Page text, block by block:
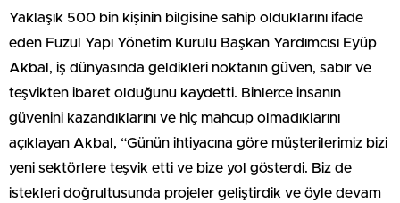
Yaklaşık 500 bin kişinin bilgisine sahip olduklarını ifade
eden Fuzul Yapı Yönetim Kurulu Başkan Yardımcısı Eyüp
Akbal, iş dünyasında geldikleri noktanın güven, sabır ve
teşvikten ibaret olduğunu kaydetti. Binlerce insanın
güvenini kazandıklarını ve hiç mahcup olmadıklarını
açıklayan Akbal, “Günün ihtiyacına göre müşterilerimiz bizi
yeni sektörlere teşvik etti ve bize yol gösterdi. Biz de
istekleri doğrultusunda projeler geliştirdik ve öyle devam